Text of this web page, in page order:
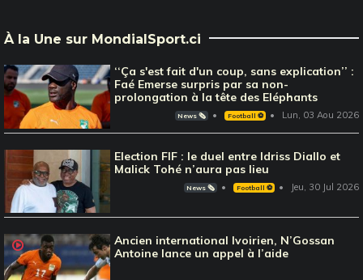
À la Une sur MondialSport.ci
‘‘Ça s'est fait d'un coup, sans explication’’ :
Faé Emerse surpris par sa non-
prolongation à la tête des Eléphants
News 🗞️ Football ⚽️ Lun, 03 Aou 2026
Election FIF : le duel entre Idriss Diallo et
Malick Tohé n’aura pas lieu
News 🗞️ Football ⚽️ Jeu, 30 Jul 2026
Ancien international Ivoirien, N’Gossan
Antoine lance un appel à l’aide